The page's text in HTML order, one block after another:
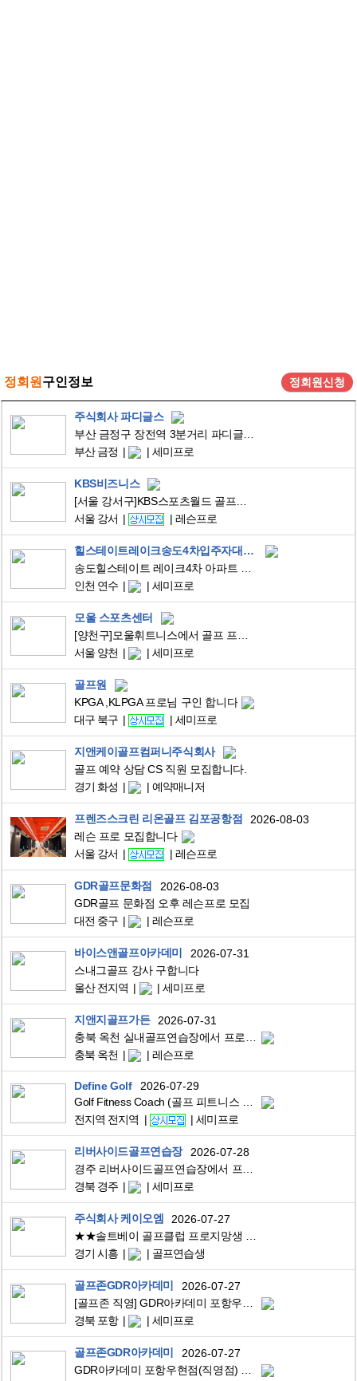
정회원 구인정보 정회원신청
주식회사 파디글스
부산 금정
세미프로
KBS비즈니스
서울 강서
레슨프로
힐스테이트레이크송도4차입주자대표회의
인천 연수
세미프로
모울 스포츠센터
서울 양천
세미프로
골프원
KPGA ,KLPGA 프로님 구인 합니다
대구 북구
세미프로
지앤케이골프컴퍼니주식회사
골프 예약 상담 CS 직원 모집합니다.
경기 화성
예약매니저
프렌즈스크린 리온골프 김포공항점
2026-08-03
레슨 프로 모집합니다
서울 강서
레슨프로
GDR골프문화점
2026-08-03
GDR골프 문화점 오후 레슨프로 모집
대전 중구
레슨프로
바이스앤골프아카데미
2026-07-31
스내그골프 강사 구합니다
울산 전지역
세미프로
지앤지골프가든
2026-07-31
충북 옥천
레슨프로
Define Golf
2026-07-29
전지역 전지역
세미프로
리버사이드골프연습장
2026-07-28
경북 경주
세미프로
주식회사 케이오엠
2026-07-27
경기 시흥
골프연습생
골프존GDR아카데미
2026-07-27
경북 포항
세미프로
골프존GDR아카데미
2026-07-27